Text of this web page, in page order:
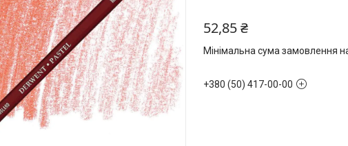
52,85 ₴
Мінімальна сума замовлення
+380 (50) 417-00-00